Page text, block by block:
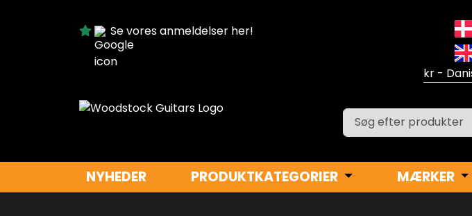
Se vores anmeldelser her!
NYHEDER PRODUKTKATEGORIER MÆRKER